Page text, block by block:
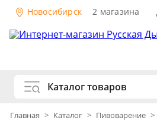
Новосибирск 2 магазина
Каталог товаров
Главная > Каталог > Пивоварение >